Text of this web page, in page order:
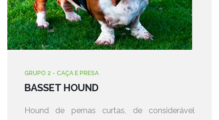
GRUPO 2 - CAÇA E PRESA
BASSET HOUND
Hound de pernas curtas, de considerável